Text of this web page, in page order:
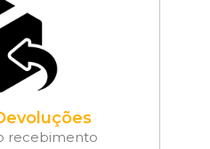
recebimento